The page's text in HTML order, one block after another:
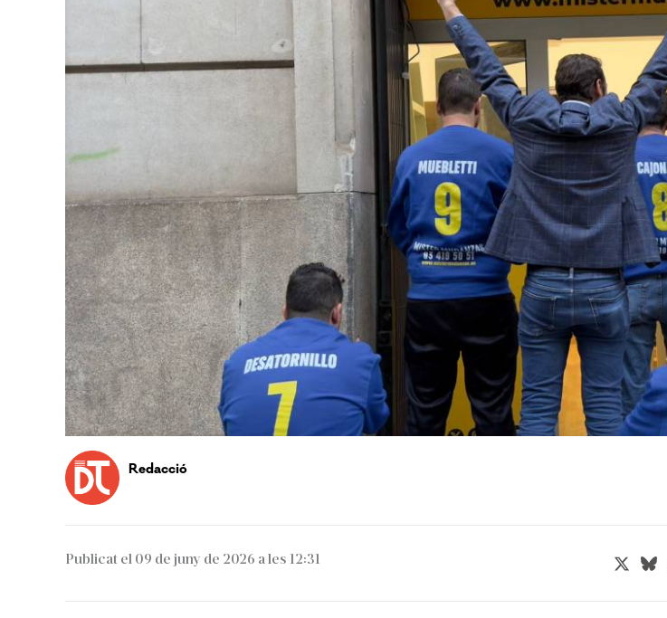
Redacció
Publicat el 09 de juny de 2026 a les 12:31 X